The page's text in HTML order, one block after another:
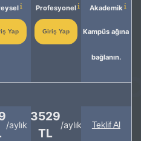
Yap
Profesyonel
Giriş Yap
Akademik
Kampüs ağına
bağlanın.
/aylık
3529
TL
/aylık Teklif Al